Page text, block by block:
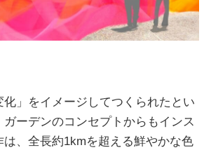
化」をイメージしてつくられたとい
ガーデンのコンセプトからもインス
、全長約1kmを超える鮮やかな色